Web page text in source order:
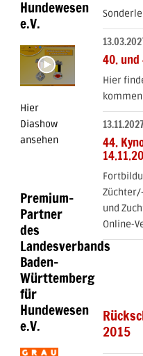
Hundewesen
e.V.
Hier
Diashow
ansehen
Premium-
Partner
des
Landesverbands
Baden-
Württemberg
für
Hundewesen
e.V.
40. und
Hier
44.
und
Online-
2015